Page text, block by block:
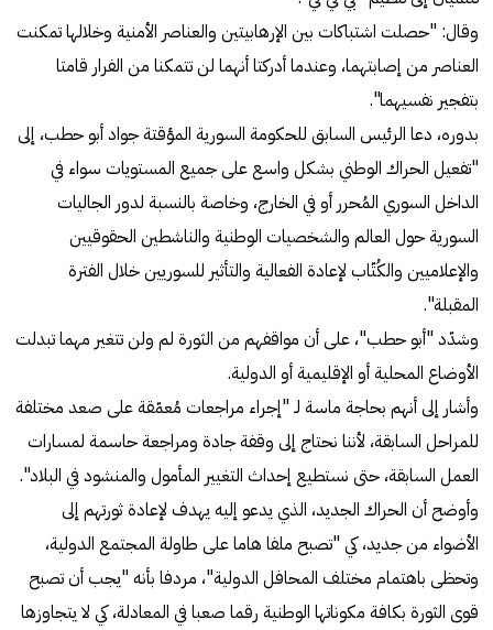
وقال: "حصلت اشتباكات بين الإرهابيتين والعناصر الأمنية وخلالها تمكنت
العناصر من إصابتهما، وعندما أدركتا أنهما لن تتمكنا من الفرار قامتا
بتفجير نفسيهما".
بدوره، دعا الرئيس السابق للحكومة السورية المؤقتة جواد أبو حطب، إلى
"تفعيل الحراك الوطني بشكل واسع على جميع المستويات سواء في
الداخل السوري المُحرر أو في الخارج، وخاصة بالنسبة لدور الجاليات
السورية حول العالم والشخصيات الوطنية والناشطين الحقوقيين
والإعلاميين والكُتّاب لإعادة الفعالية والتأثير للسوريين خلال الفترة
المقبلة".
وشدّد "أبو حطب"، على أن مواقفهم من الثورة لم ولن تتغير مهما تبدلت
الأوضاع المحلية أو الإقليمية أو الدولية.
وأشار إلى أنهم بحاجة ماسة لـ "إجراء مراجعات مُعمّقة على صعد مختلفة
للمراحل السابقة، لأننا نحتاج إلى وقفة جادة ومراجعة حاسمة لمسارات
العمل السابقة، حتى نستطيع إحداث التغيير المأمول والمنشود في البلاد".
وأوضح أن الحراك الجديد، الذي يدعو إليه يهدف لإعادة ثورتهم إلى
الأضواء من جديد، كي "تصبح ملفا هاما على طاولة المجتمع الدولية،
وتحظى باهتمام مختلف المحافل الدولية"، مردفا بأنه "يجب أن تصبح
قوى الثورة بكافة مكوناتها الوطنية رقما صعبا في المعادلة، كي لا يتجاوزها